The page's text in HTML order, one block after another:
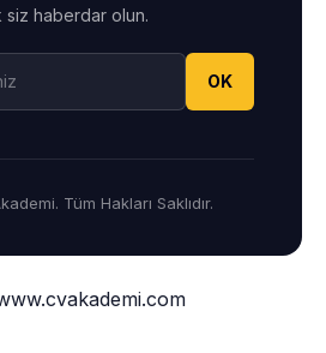
haberdar olun.
OK
Tüm Hakları Saklıdır.